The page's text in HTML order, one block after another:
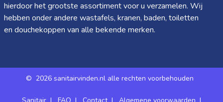
hierdoor het grootste assortiment voor u verzamelen. Wij
hebben onder andere wastafels, kranen, baden, toiletten
en douchekoppen van alle bekende merken.
© 2026 sanitairvinden.nl alle rechten voorbehouden